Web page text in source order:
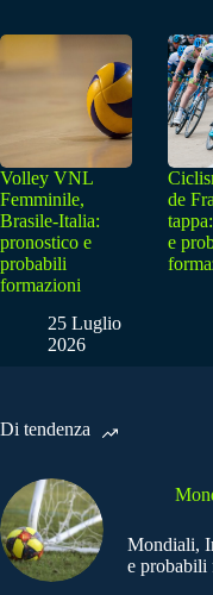
Volley VNL
Femminile,
Brasile-Italia:
pronostico e
probabili
formazioni
25 Luglio
2026
de
e
Di tendenza
Mondiali,
e probabili